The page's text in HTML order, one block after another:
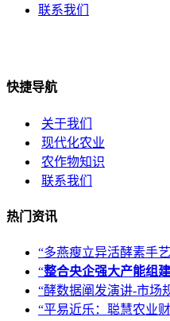
联系我们
快捷导航
关于我们
现代化农业
农作物知识
联系我们
热门资讯
“多燕瘦立异活酵素手
“整合央企强大产能组
“酵数据阐发演讲-市场
“平易近乐：聪慧农业